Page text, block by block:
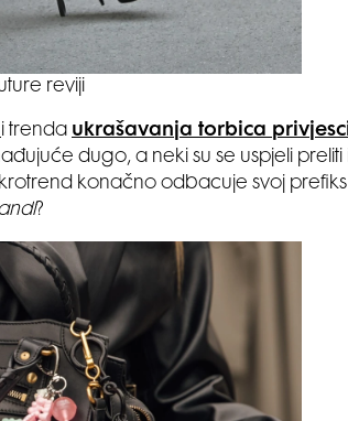
reviji
i trenda ukrašavanja torbica
dugo, a neki su se uspjeli preliti
konačno odbacuje svoj
?